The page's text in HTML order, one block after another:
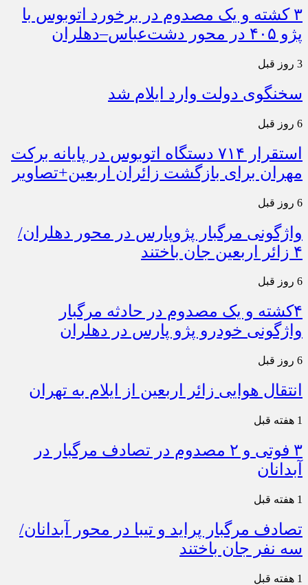
۳ کشته و یک مصدوم در برخورد اتوبوس با
پژو ۴۰۵ در محور دشت‌عباس–دهلران
3 روز قبل
سخنگوی دولت وارد ایلام شد
6 روز قبل
استقرار ۷۱۴ دستگاه اتوبوس در پایانه برکت
مهران برای بازگشت زائران اربعین+تصاویر
6 روز قبل
واژگونی مرگبار پژوپارس در محور دهلران/
۴ زائر اربعین جان باختند
6 روز قبل
۴کشته و یک مصدوم در حادثه مرگبار
واژگونی خودرو پژو پارس در دهلران
6 روز قبل
انتقال هوایی زائر اربعین از ایلام به تهران
1 هفته قبل
۳ فوتی و ۲ مصدوم در تصادف مرگبار در
آبدانان
1 هفته قبل
تصادف مرگبار پراید و تیبا در محور آبدانان/
سه نفر جان باختند
1 هفته قبل